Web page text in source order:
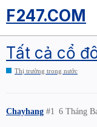
F247.COM
Tất cả cổ
Thị trường trong nước
Chayhang 6 Tháng
#1